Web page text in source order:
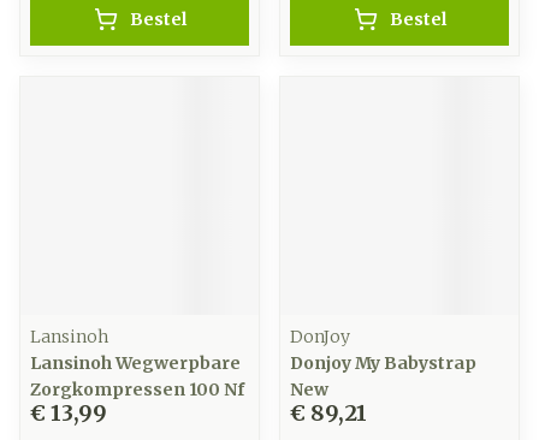
Bestel Bestel
Lansinoh
Lansinoh Wegwerpbare
Zorgkompressen 100 Nf
€ 13,99
DonJoy
Donjoy My Babystrap
New
€ 89,21